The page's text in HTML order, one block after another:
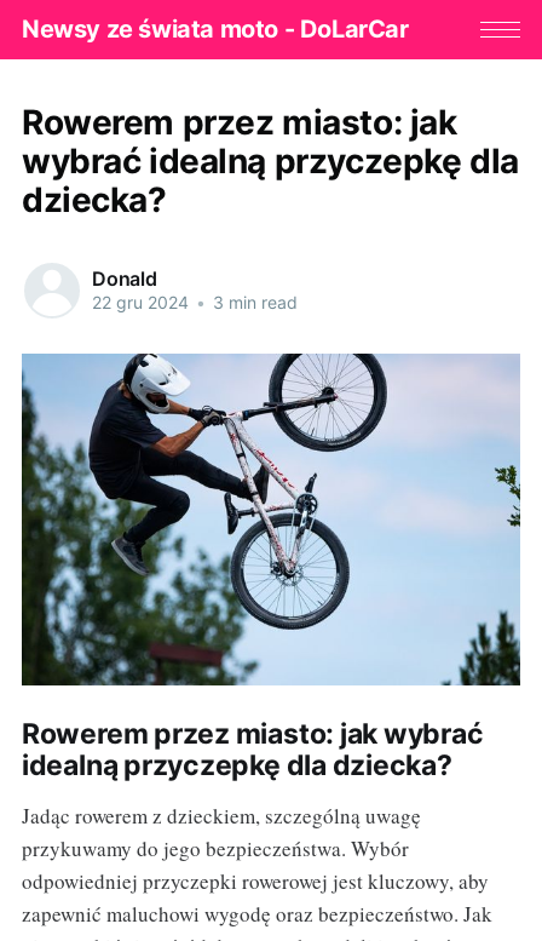
Newsy ze świata moto - DoLarCar
Rowerem przez miasto: jak
wybrać idealną przyczepkę dla
dziecka?
Donald
22 gru 2024 • 3 min read
Rowerem przez miasto: jak wybrać
idealną przyczepkę dla dziecka?
Jadąc rowerem z dzieckiem, szczególną uwagę
przykuwamy do jego bezpieczeństwa. Wybór
odpowiedniej przyczepki rowerowej jest kluczowy, aby
zapewnić maluchowi wygodę oraz bezpieczeństwo. Jak